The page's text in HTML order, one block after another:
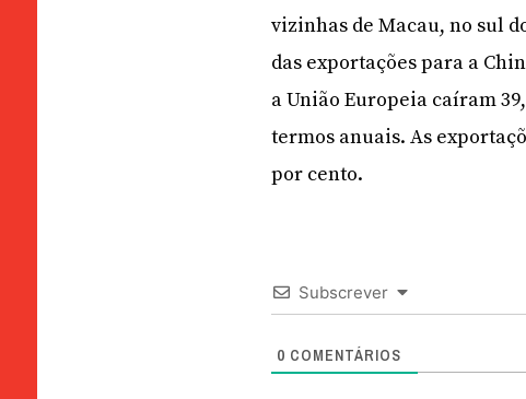
vizinhas de Macau, no sul
das exportações para a
a União Europeia caíram
termos anuais. As
por cento.
Subscrever
0 COMENTÁRIOS